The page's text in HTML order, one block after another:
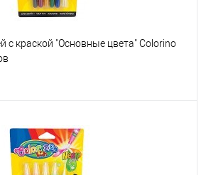
с краской "Основные цвета" Colorino
В наличии